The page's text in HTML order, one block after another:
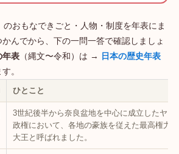
おもなできごと・人物・制度を年表にま
んでから、下の一問一答で確認しましょ
年表（縄文〜令和）は →
日本の歴史年表
。
ひとこと
3世紀後半から奈良盆地を中心に成立したヤマ
政権において、各地の豪族を従えた最高権力
大王と呼ばれました。